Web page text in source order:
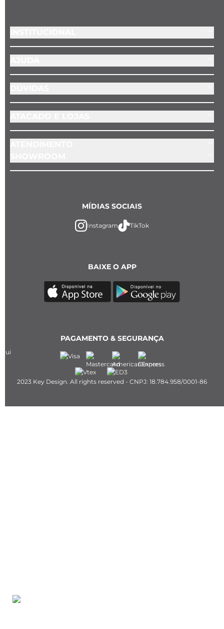
BAIXE O APP
MÍDIAS SOCIAIS
Instagram TikTok
PAGAMENTO & SEGURANÇA
2023 Key Design. All rights reserved - CNPJ: 18.784.958/0001-86